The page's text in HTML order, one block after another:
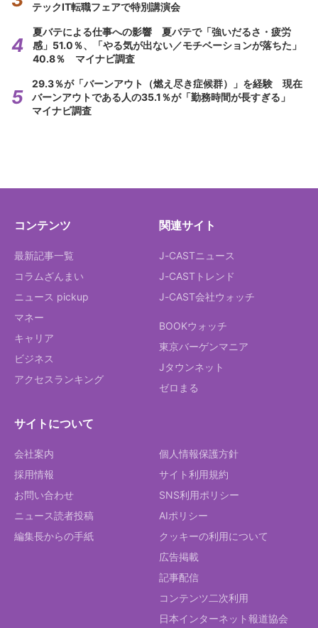
テックIT転職フェアで特別講演会
夏バテによる仕事への影響 夏バテで「強いだるさ・疲労
感」51.0％、「やる気が出ない／モチベーションが落ちた」
40.8％ マイナビ調査
29.3％が「バーンアウト（燃え尽き症候群）」を経験 現在
バーンアウトである人の35.1％が「勤務時間が長すぎる」
マイナビ調査
コンテンツ
最新記事一覧
コラムざんまい
ニュース pickup
マネー
キャリア
ビジネス
アクセスランキング
関連サイト
J-CASTニュース
J-CASTトレンド
J-CAST会社ウォッチ
BOOKウォッチ
東京バーゲンマニア
Jタウンネット
ゼロまる
サイトについて
会社案内
採用情報
お問い合わせ
ニュース読者投稿
編集長からの手紙
個人情報保護方針
サイト利用規約
SNS利用ポリシー
AIポリシー
クッキーの利用について
広告掲載
記事配信
コンテンツ二次利用
日本インターネット報道協会